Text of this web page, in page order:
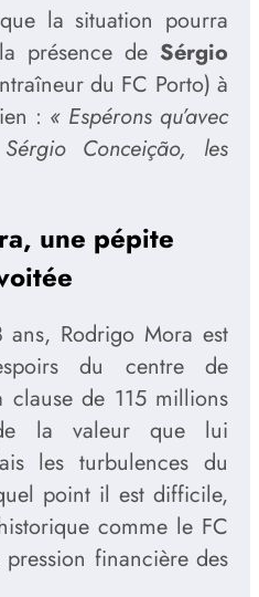
la situation pourra
présence de Sérgio
du FC Porto) à
: « Espérons qu’avec
Conceição, les
une pépite
ans, Rodrigo Mora est
du centre de
clause de 115 millions
la valeur que lui
les turbulences du
point il est difficile,
comme le FC
financière des